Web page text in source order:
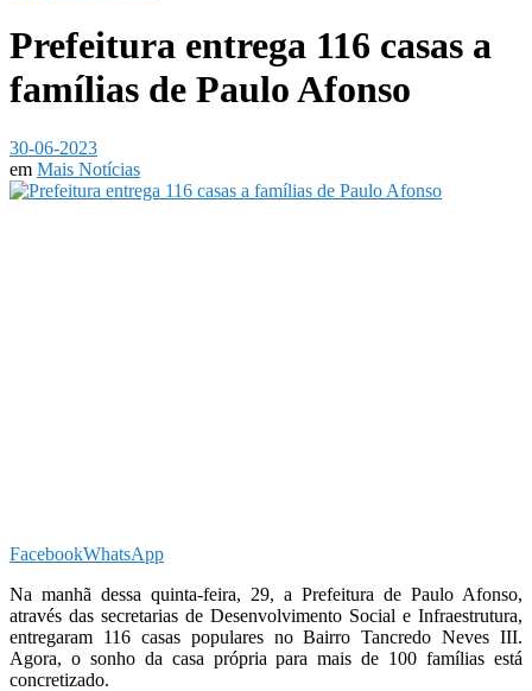
Prefeitura entrega 116 casas a
famílias de Paulo Afonso
30-06-2023
em Mais Notícias
FacebookWhatsApp
Na manhã dessa quinta-feira, 29, a Prefeitura de Paulo Afonso,
através das secretarias de Desenvolvimento Social e Infraestrutura,
entregaram 116 casas populares no Bairro Tancredo Neves III.
Agora, o sonho da casa própria para mais de 100 famílias está
concretizado.